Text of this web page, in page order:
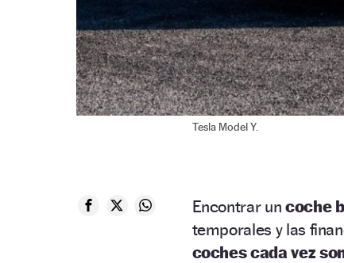
Tesla Model Y.
Encontrar un coche
temporales y las
coches cada vez